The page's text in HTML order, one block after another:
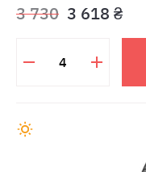
3 730 3 618 ₴